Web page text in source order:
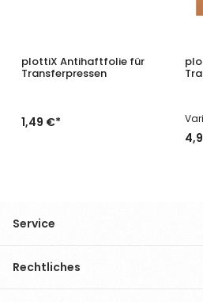
plottiX Antihaftfolie für
Transferpressen
1,49 €*
Service
Rechtliches